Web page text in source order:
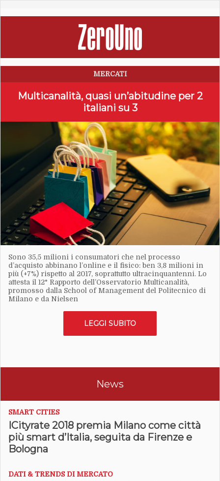
MERCATI
Multicanalità, quasi un’abitudine per 2
italiani su 3
Sono 35,5 milioni i consumatori che nel processo
d’acquisto abbinano l’online e il fisico: ben 3,8 milioni in
più (+7%) rispetto al 2017, soprattutto ultracinquantenni. Lo
attesta il 12° Rapporto dell’Osservatorio Multicanalità,
promosso dalla School of Management del Politecnico di
Milano e da Nielsen
LEGGI SUBITO
News
SMART CITIES
ICityrate 2018 premia Milano come città
più smart d’Italia, seguita da Firenze e
Bologna
DATI & TRENDS DI MERCATO